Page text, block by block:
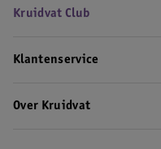
Kruidvat Club
Klantenservice
Over Kruidvat